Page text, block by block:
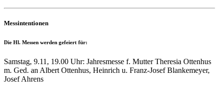
Messintentionen
Die Hl. Messen werden gefeiert für:
Samstag, 9.11, 19.00 Uhr: Jahresmesse f. Mutter Theresia Ottenhus
m. Ged. an Albert Ottenhus, Heinrich u. Franz-Josef Blankemeyer,
Josef Ahrens